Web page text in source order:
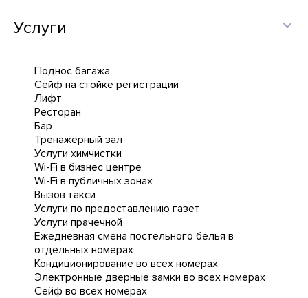
Услуги
Поднос багажа
Сейф на стойке регистрации
Лифт
Ресторан
Бар
Тренажерный зал
Услуги химчистки
Wi-Fi в бизнес центре
Wi-Fi в публичных зонах
Вызов такси
Услуги по предоставлению газет
Услуги прачечной
Ежедневная cмена постельного белья в
отдельных номерах
Кондиционирование во всех номерах
Электронные дверные замки во всех номерах
Сейф во всех номерах